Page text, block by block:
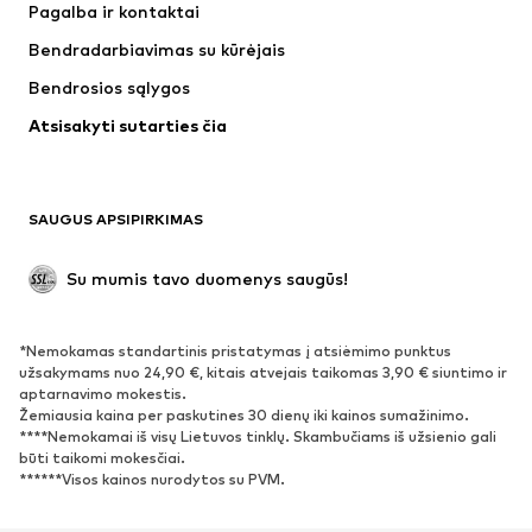
Apatiniai
Paltai
Proginiai
Išskirtiniai
BATAI
Naujienos
Sportbačiai
Aulinukai
Batai su kulniukais
Auliniai batai
Pagalba ir kontaktai
Bendradarbiavimas su kūrėjais
Bendrosios sąlygos
Atsisakyti sutarties čia
SAUGUS APSIPIRKIMAS
Su mumis tavo duomenys saugūs!
*Nemokamas standartinis pristatymas į atsiėmimo punktus
užsakymams nuo 24,90 €, kitais atvejais taikomas 3,90 € siuntimo ir
aptarnavimo mokestis.
Žemiausia kaina per paskutines 30 dienų iki kainos sumažinimo.
****Nemokamai iš visų Lietuvos tinklų. Skambučiams iš užsienio gali
būti taikomi mokesčiai.
******Visos kainos nurodytos su PVM.